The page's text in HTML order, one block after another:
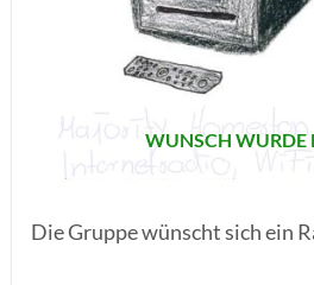
WUNSCH WURDE
Die Gruppe wünscht sich ein